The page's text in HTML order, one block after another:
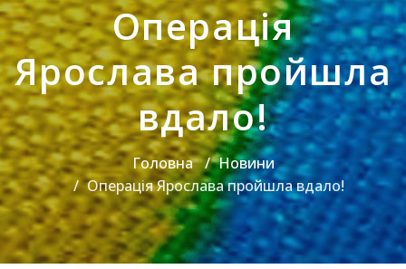
Операція
Ярослава пройшла
вдало!
Головна
Новини
Операція Ярослава пройшла вдало!